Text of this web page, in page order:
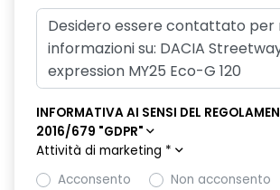
INFORMATIVA AI SENSI DEL
2016/679 "GDPR"
Attività di marketing *
Acconsento
Non acconsento